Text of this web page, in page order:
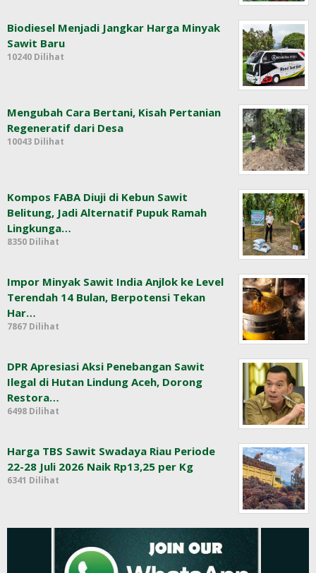
Biodiesel Menjadi Jangkar Harga Minyak
Sawit Baru
10240 Dilihat
Mengubah Cara Bertani, Kisah Pertanian
Regeneratif dari Desa
10043 Dilihat
Kompos FABA Diuji di Kebun Sawit
Belitung, Jadi Alternatif Pupuk Ramah
Lingkunga…
8350 Dilihat
Impor Minyak Sawit India Anjlok ke Level
Terendah 14 Bulan, Berpotensi Tekan
Har…
7867 Dilihat
DPR Apresiasi Aksi Penebangan Sawit
Ilegal di Hutan Lindung Aceh, Dorong
Restora…
6498 Dilihat
Harga TBS Sawit Swadaya Riau Periode
22-28 Juli 2026 Naik Rp13,25 per Kg
6341 Dilihat